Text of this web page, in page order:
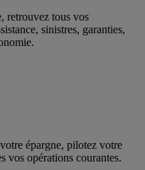
retrouvez tous vos
sinistres, garanties,
épargne, pilotez votre
vos opérations courantes.